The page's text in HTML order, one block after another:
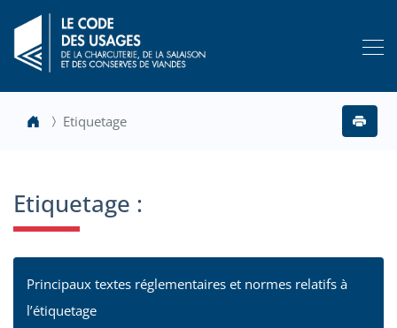
Etiquetage
Etiquetage :
Principaux textes réglementaires et normes relatifs à
l’étiquetage